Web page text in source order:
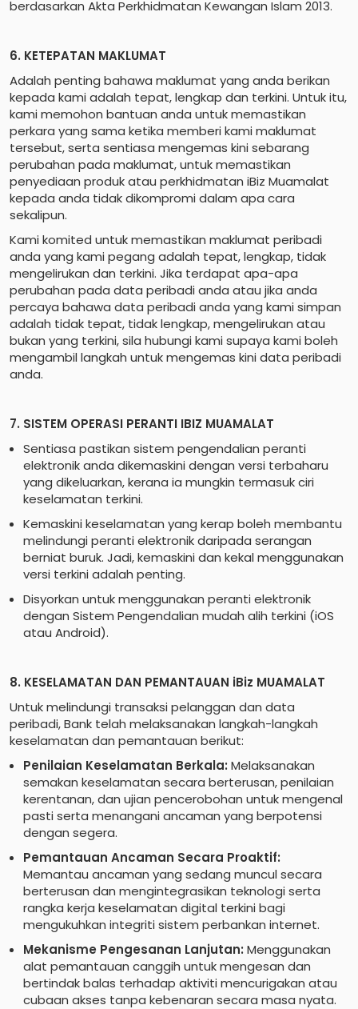
berdasarkan Akta Perkhidmatan Kewangan Islam 2013.
6. KETEPATAN MAKLUMAT
Adalah penting bahawa maklumat yang anda berikan
kepada kami adalah tepat, lengkap dan terkini. Untuk itu,
kami memohon bantuan anda untuk memastikan
perkara yang sama ketika memberi kami maklumat
tersebut, serta sentiasa mengemas kini sebarang
perubahan pada maklumat, untuk memastikan
penyediaan produk atau perkhidmatan iBiz Muamalat
kepada anda tidak dikompromi dalam apa cara
sekalipun.
Kami komited untuk memastikan maklumat peribadi
anda yang kami pegang adalah tepat, lengkap, tidak
mengelirukan dan terkini. Jika terdapat apa-apa
perubahan pada data peribadi anda atau jika anda
percaya bahawa data peribadi anda yang kami simpan
adalah tidak tepat, tidak lengkap, mengelirukan atau
bukan yang terkini, sila hubungi kami supaya kami boleh
mengambil langkah untuk mengemas kini data peribadi
anda.
7. SISTEM OPERASI PERANTI IBIZ MUAMALAT
Sentiasa pastikan sistem pengendalian peranti
elektronik anda dikemaskini dengan versi terbaharu
yang dikeluarkan, kerana ia mungkin termasuk ciri
keselamatan terkini.
Kemaskini keselamatan yang kerap boleh membantu
melindungi peranti elektronik daripada serangan
berniat buruk. Jadi, kemaskini dan kekal menggunakan
versi terkini adalah penting.
Disyorkan untuk menggunakan peranti elektronik
dengan Sistem Pengendalian mudah alih terkini (iOS
atau Android).
8. KESELAMATAN DAN PEMANTAUAN iBiz MUAMALAT
Untuk melindungi transaksi pelanggan dan data
peribadi, Bank telah melaksanakan langkah-langkah
keselamatan dan pemantauan berikut:
Penilaian Keselamatan Berkala: Melaksanakan
semakan keselamatan secara berterusan, penilaian
kerentanan, dan ujian pencerobohan untuk mengenal
pasti serta menangani ancaman yang berpotensi
dengan segera.
Pemantauan Ancaman Secara Proaktif:
Memantau ancaman yang sedang muncul secara
berterusan dan mengintegrasikan teknologi serta
rangka kerja keselamatan digital terkini bagi
mengukuhkan integriti sistem perbankan internet.
Mekanisme Pengesanan Lanjutan: Menggunakan
alat pemantauan canggih untuk mengesan dan
bertindak balas terhadap aktiviti mencurigakan atau
cubaan akses tanpa kebenaran secara masa nyata.